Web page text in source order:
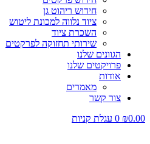
חידוש ריהוט גן
ציוד נלווה למכונת ליטוש
השכרת ציוד
שירותי תחזוקה לפרקטים
הגוונים שלנו
פרויקטים שלנו
אודות
מאמרים
צור קשר
₪0.00
0 עגלת קניות